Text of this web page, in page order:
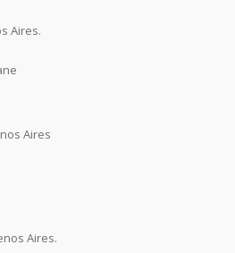
Aires.
Aires
Aires.